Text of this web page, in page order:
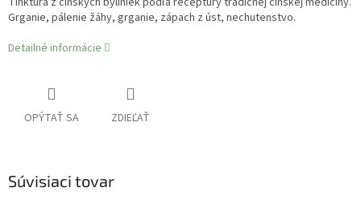
Grganie, pálenie žáhy, grganie, zápach z úst, nechutenstvo.
Detailné informácie
OPÝTAŤ SA ZDIEĽAŤ
Súvisiaci tovar